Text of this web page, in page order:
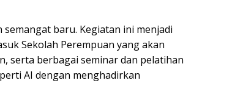
baru. Kegiatan ini menjadi
Sekolah Perempuan yang akan
serta berbagai seminar dan pelatihan
AI dengan menghadirkan